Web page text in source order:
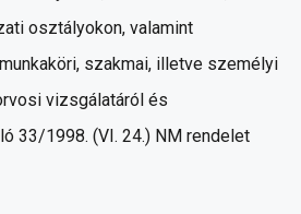
osztályokon, valamint
szakmai, illetve személyi
vizsgálatáról és
33/1998. (VI. 24.) NM rendelet